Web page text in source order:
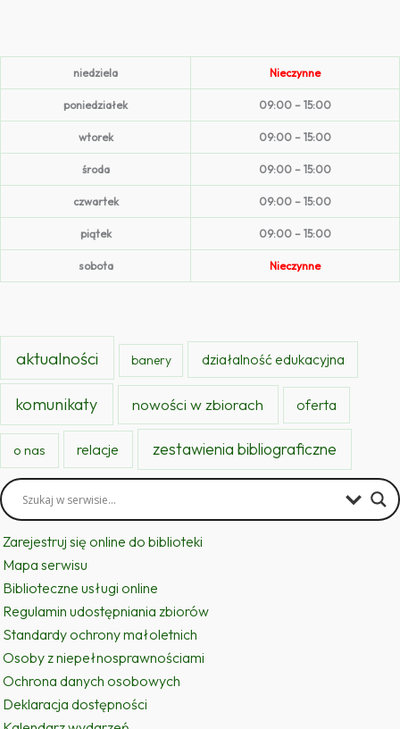
niedziela Nieczynne
poniedziałek 09:00 – 15:00
wtorek 09:00 – 15:00
środa 09:00 – 15:00
czwartek 09:00 – 15:00
piątek 09:00 – 15:00
sobota Nieczynne
aktualności banery działalność edukacyjna
komunikaty nowości w zbiorach oferta
o nas relacje zestawienia bibliograficzne
Zarejestruj się online do biblioteki
Mapa serwisu
Biblioteczne usługi online
Regulamin udostępniania zbiorów
Standardy ochrony małoletnich
Osoby z niepełnosprawnościami
Ochrona danych osobowych
Deklaracja dostępności